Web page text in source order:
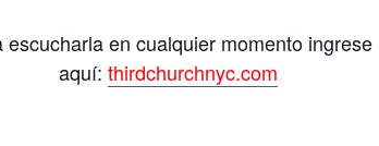
escucharla en cualquier momento ingrese
aquí: thirdchurchnyc.com